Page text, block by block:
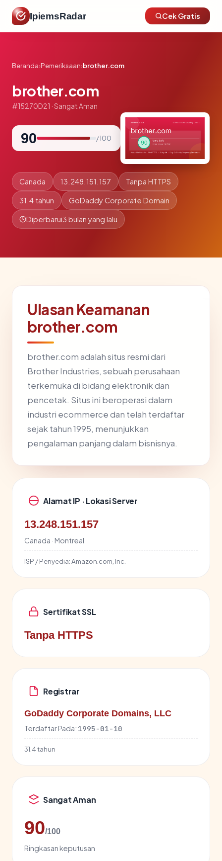
IpiemsRadar Cek Gratis
Beranda›Pemeriksaan›brother.com
brother.com
#15270D21 · Sangat Aman
90 / 100
Canada 13.248.151.157 Tanpa HTTPS
31.4 tahun GoDaddy Corporate Domain
Diperbarui3 bulan yang lalu
Ulasan Keamanan
brother.com
brother.com adalah situs resmi dari
Brother Industries, sebuah perusahaan
terkemuka di bidang elektronik dan
pencetak. Situs ini beroperasi dalam
industri ecommerce dan telah terdaftar
sejak tahun 1995, menunjukkan
pengalaman panjang dalam bisnisnya.
Alamat IP · Lokasi Server
13.248.151.157
Canada · Montreal
ISP / Penyedia:Amazon.com, Inc.
Sertifikat SSL
Tanpa HTTPS
Registrar
GoDaddy Corporate Domains, LLC
Terdaftar Pada: 1995-01-10
31.4 tahun
Sangat Aman
90/100
Ringkasan keputusan